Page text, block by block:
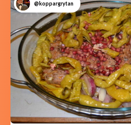
@koppargrytan